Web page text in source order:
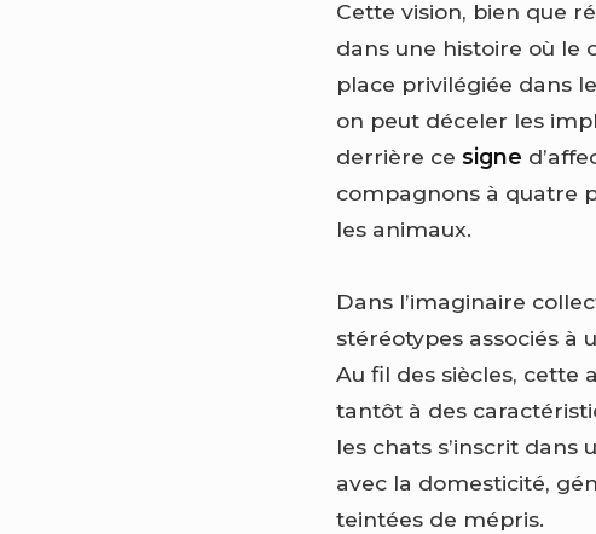
Cette vision, bien que
dans une histoire où le
place privilégiée dans
on peut déceler les
derrière ce signe
compagnons à quatre
les animaux.
Dans l’imaginaire
stéréotypes associés à
Au fil des siècles, cette
tantôt à des
les chats s’inscrit
avec la domesticité,
teintées de mépris.